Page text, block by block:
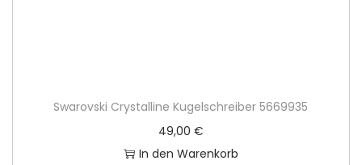
Swarovski Crystalline Kugelschreiber 5669935
49,00 €
In den Warenkorb